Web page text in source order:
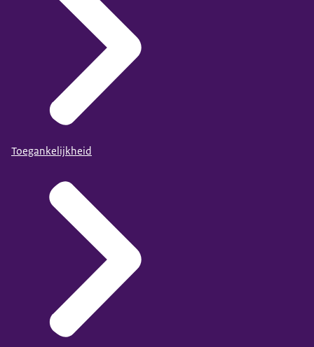
Toegankelijkheid